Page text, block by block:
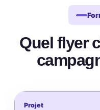
Quel flyer
Projet